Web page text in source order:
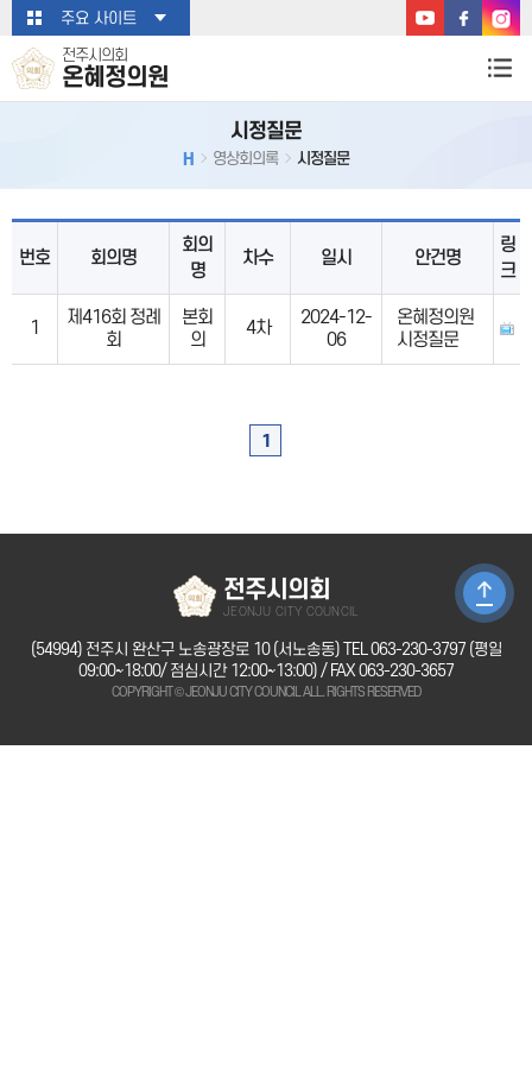
본문바로가기주요 사이트
전주시의회
온혜정의원
시정질문
H 영상회의록 시정질문
번호 회의명
회의
명
차수 일시 안건명
링
크
1
제416회 정례
회
본회
의
4차
2024-12-
06
온혜정의원
시정질문
1
전주시의회
JEONJU CITY COUNCIL
(54994) 전주시 완산구 노송광장로 10 (서노송동) TEL 063-230-3797(평일
09:00~18:00/ 점심시간 12:00~13:00) / FAX 063-230-3657
COPYRIGHT © JEONJU CITY COUNCIL ALL. RIGHTS RESERVED